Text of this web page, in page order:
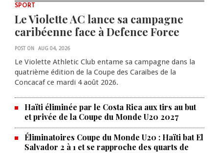
0 COMMENTS
SPORT
Le Violette AC lance sa campagne
caribéenne face à Defence Force
POST ON AUG 04, 2026
Le Violette Athletic Club entame sa campagne dans la
quatrième édition de la Coupe des Caraïbes de la
Concacaf ce mardi 4 août 2026.
Haïti éliminée par le Costa Rica aux tirs au but
et privée de la Coupe du Monde U20 2027
Éliminatoires Coupe du Monde U20 : Haïti bat El
Salvador 2 à 1 et se rapproche des quarts de